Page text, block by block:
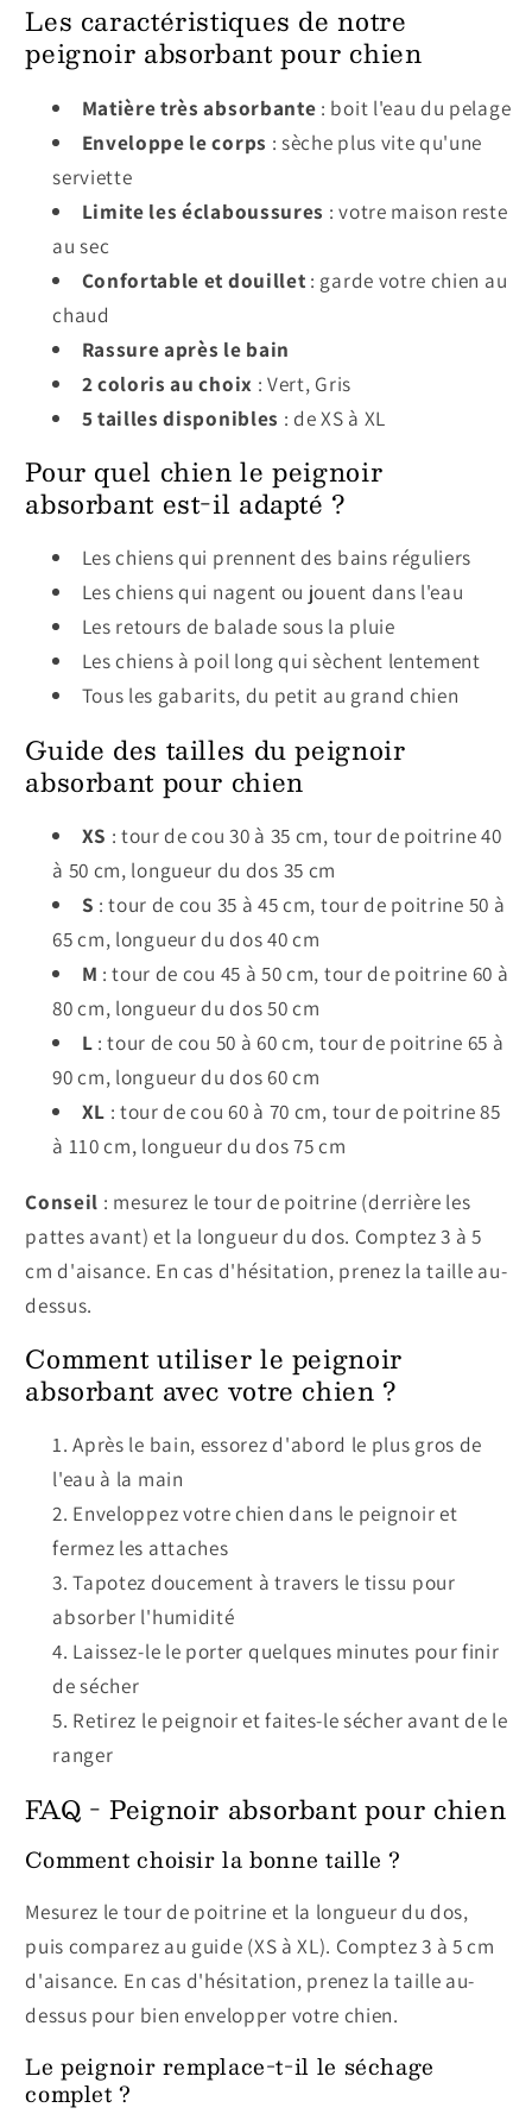
Les caractéristiques de notre
peignoir absorbant pour chien
Matière très absorbante : boit l'eau du pelage
Enveloppe le corps : sèche plus vite qu'une
serviette
Limite les éclaboussures : votre maison reste
au sec
Confortable et douillet : garde votre chien au
chaud
Rassure après le bain
2 coloris au choix : Vert, Gris
5 tailles disponibles : de XS à XL
Pour quel chien le peignoir
absorbant est-il adapté ?
Les chiens qui prennent des bains réguliers
Les chiens qui nagent ou jouent dans l'eau
Les retours de balade sous la pluie
Les chiens à poil long qui sèchent lentement
Tous les gabarits, du petit au grand chien
Guide des tailles du peignoir
absorbant pour chien
XS : tour de cou 30 à 35 cm, tour de poitrine 40
à 50 cm, longueur du dos 35 cm
S : tour de cou 35 à 45 cm, tour de poitrine 50 à
65 cm, longueur du dos 40 cm
M : tour de cou 45 à 50 cm, tour de poitrine 60 à
80 cm, longueur du dos 50 cm
L : tour de cou 50 à 60 cm, tour de poitrine 65 à
90 cm, longueur du dos 60 cm
XL : tour de cou 60 à 70 cm, tour de poitrine 85
à 110 cm, longueur du dos 75 cm
Conseil : mesurez le tour de poitrine (derrière les
pattes avant) et la longueur du dos. Comptez 3 à 5
cm d'aisance. En cas d'hésitation, prenez la taille au-
dessus.
Comment utiliser le peignoir
absorbant avec votre chien ?
Après le bain, essorez d'abord le plus gros de
l'eau à la main
Enveloppez votre chien dans le peignoir et
fermez les attaches
Tapotez doucement à travers le tissu pour
absorber l'humidité
Laissez-le le porter quelques minutes pour finir
de sécher
Retirez le peignoir et faites-le sécher avant de le
ranger
FAQ - Peignoir absorbant pour chien
Comment choisir la bonne taille ?
Mesurez le tour de poitrine et la longueur du dos,
puis comparez au guide (XS à XL). Comptez 3 à 5 cm
d'aisance. En cas d'hésitation, prenez la taille au-
dessus pour bien envelopper votre chien.
Le peignoir remplace-t-il le séchage
complet ?